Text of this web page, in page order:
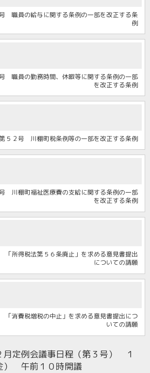
職員の給与に関する条例の一部を改正する条
例
職員の勤務時間、休暇等に関する条例の一部
を改正する条例
５２号 川棚町税条例等の一部を改正する条例
川棚町福祉医療費の支給に関する条例の一部
を改正する条例
所得税法第５６条廃止」を求める意見書提出
についての請願
消費税増税の中止」を求める意見書提出につ
いての請願
月定例会議事日程（第３号） １
） 午前１０時開議